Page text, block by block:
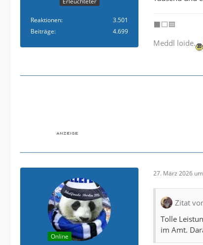
Reaktionen
3.501
Beiträge
4.699
⬛️⬜️🟦
Meddl loide.
Online
27. März 2026
Zitat
Tolle
im Amt.